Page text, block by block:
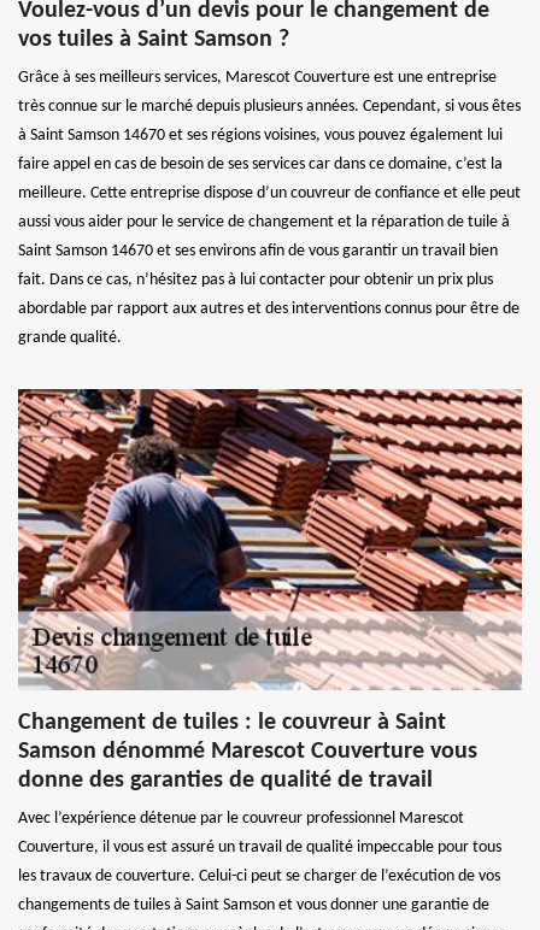
Voulez-vous d’un devis pour le changement de
vos tuiles à Saint Samson ?
Grâce à ses meilleurs services, Marescot Couverture est une entreprise
très connue sur le marché depuis plusieurs années. Cependant, si vous êtes
à Saint Samson 14670 et ses régions voisines, vous pouvez également lui
faire appel en cas de besoin de ses services car dans ce domaine, c’est la
meilleure. Cette entreprise dispose d’un couvreur de confiance et elle peut
aussi vous aider pour le service de changement et la réparation de tuile à
Saint Samson 14670 et ses environs afin de vous garantir un travail bien
fait. Dans ce cas, n’hésitez pas à lui contacter pour obtenir un prix plus
abordable par rapport aux autres et des interventions connus pour être de
grande qualité.
Changement de tuiles : le couvreur à Saint
Samson dénommé Marescot Couverture vous
donne des garanties de qualité de travail
Avec l’expérience détenue par le couvreur professionnel Marescot
Couverture, il vous est assuré un travail de qualité impeccable pour tous
les travaux de couverture. Celui-ci peut se charger de l’exécution de vos
changements de tuiles à Saint Samson et vous donner une garantie de